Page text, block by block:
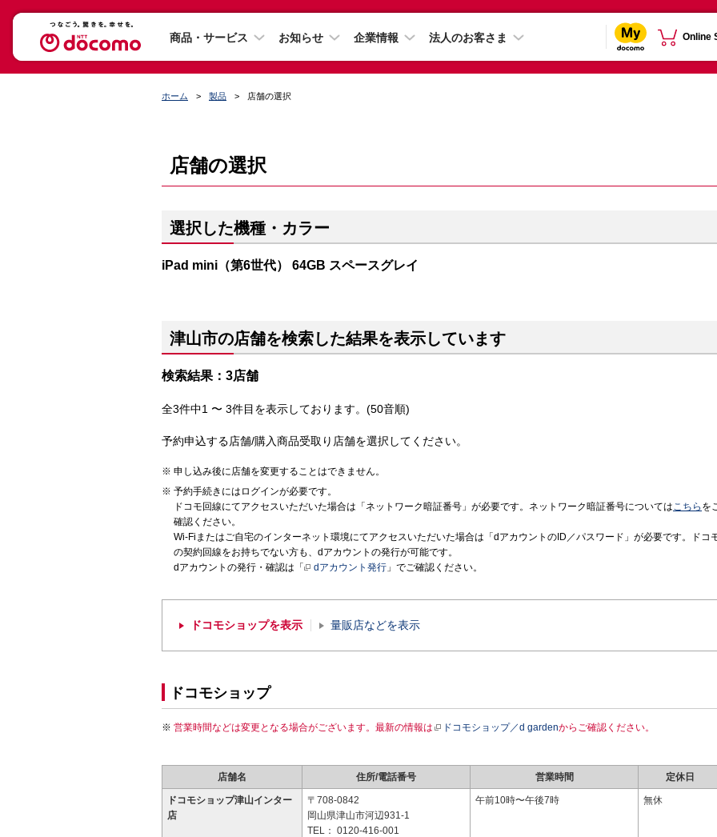
商品・サービス お知らせ 企業情報 法人のお客さま Online
ホーム 製品 店舗の選択
店舗の選択
選択した機種・カラー
iPad mini（第6世代） 64GB スペースグレイ
津山市の店舗を検索した結果を表示しています
検索結果：3店舗
全3件中1 〜 3件目を表示しております。(50音順)
予約申込する店舗/購入商品受取り店舗を選択してください。
申し込み後に店舗を変更することはできません。
予約手続きにはログインが必要です。
ドコモ回線にてアクセスいただいた場合は「ネットワーク暗証番号」が必要です。ネットワーク暗証番号についてはこちら を
確認ください。
Wi-Fiまたはご自宅のインターネット環境にてアクセスいただいた場合は「dアカウントのID／パスワード」が必要です。ドコ
の契約回線をお持ちでない方も、dアカウントの発行が可能です。
dアカウントの発行・確認は「
dアカウント発行 」でご確認ください。
ドコモショップを表示 量販店などを表示
ドコモショップ
営業時間などは変更となる場合がございます。最新の情報は ドコモショップ／d gardenからご確認ください。
店舗名 住所/電話番号 営業時間 定休日
ドコモショップ津山インター
店
〒708-0842
岡山県津山市河辺931-1
TEL： 0120-416-001
午前10時〜午後7時 無休